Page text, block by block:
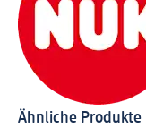
Ähnliche Produkte